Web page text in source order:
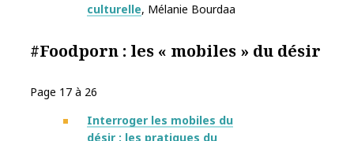
culturelle, Mélanie Bourdaa
#Foodporn : les « mobiles » du désir
Page 17 à 26
Interroger les mobiles du
désir : les pratiques du